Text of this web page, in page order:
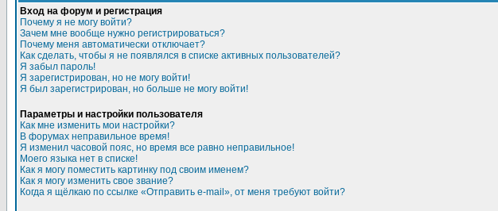
Вход на форум и регистрация
Почему я не могу войти?
Зачем мне вообще нужно регистрироваться?
Почему меня автоматически отключает?
Как сделать, чтобы я не появлялся в списке активных пользователей?
Я забыл пароль!
Я зарегистрирован, но не могу войти!
Я был зарегистрирован, но больше не могу войти!
Параметры и настройки пользователя
Как мне изменить мои настройки?
В форумах неправильное время!
Я изменил часовой пояс, но время все равно неправильное!
Моего языка нет в списке!
Как я могу поместить картинку под своим именем?
Как я могу изменить свое звание?
Когда я щёлкаю по ссылке «Отправить e-mail», от меня требуют войти?